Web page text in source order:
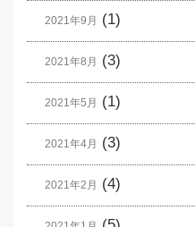
2021年9月 (1)
2021年8月 (3)
2021年5月 (1)
2021年4月 (3)
2021年2月 (4)